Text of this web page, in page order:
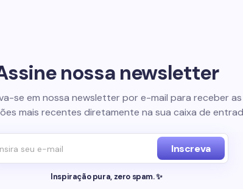
nossa newsletter
se em nossa newsletter por e-mail para receber as
mais recentes diretamente na sua caixa de
Inscreva
Inspiração pura, zero spam. ✨